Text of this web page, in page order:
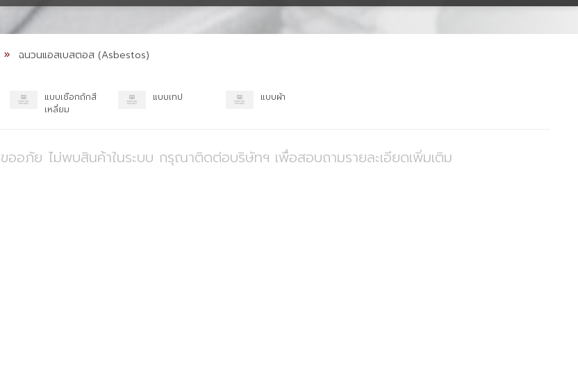
ฉนวนแอสเบสตอส (Asbestos)
แบบเชือกถักสี
เหลี่ยม
แบบเทป แบบผ้า
ขออภัย ไม่พบสินค้าในระบบ กรุณาติดต่อบริษัทฯ เพื่อสอบถามรายละเอียดเพิ่มเติม